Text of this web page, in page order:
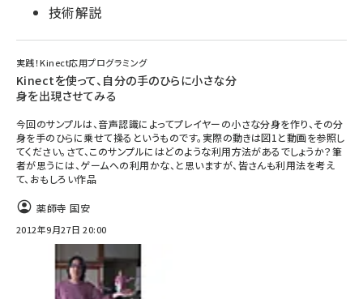
技術解説
実践！Kinect応用プログラミング
Kinectを使って、自分の手のひらに小さな分
身を出現させてみる
今回のサンプルは、音声認識によってプレイヤーの小さな分身を作り、その分
身を手のひらに乗せて操るというものです。実際の動きは図1と動画を参照し
てください。さて、このサンプルにはどのような利用方法があるでしょうか？筆
者が思うには、ゲームへの利用かな、と思いますが、皆さんも利用法を考え
て、おもしろい作品
薬師寺 国安
2012年9月27日 20:00